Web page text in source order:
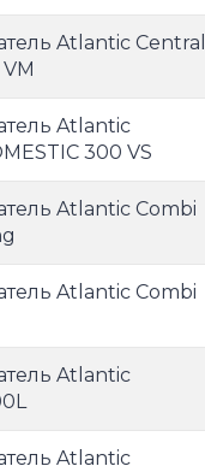
Atlantic Central
Atlantic
300 VS
Atlantic Combi
Atlantic Combi
Atlantic
Atlantic